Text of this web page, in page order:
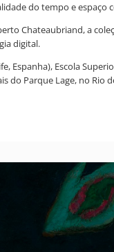
do tempo e
Chateaubriand, a
digital.
Espanha), Escola
do Parque Lage, no Rio